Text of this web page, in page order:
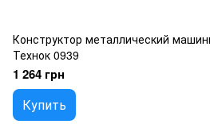
Конструктор металлический
Технок 0939
1 264 грн
Купить